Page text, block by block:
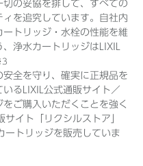
の妥協を排して、すべての
を追究しています。自社内
トリッジ・水栓の性能を維
浄水カートリッジはLIXIL
全を守り、確実に正規品を
るLIXIL公式通販サイト／
ご購入いただくことを強く
イト「リクシルストア」
ートリッジを販売していま